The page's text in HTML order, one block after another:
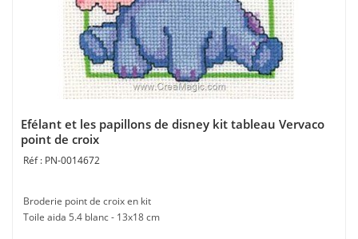
Efélant et les papillons de disney kit tableau Vervaco
point de croix
PN-0014672
Broderie point de croix en kit
Toile aida 5.4 blanc - 13x18 cm